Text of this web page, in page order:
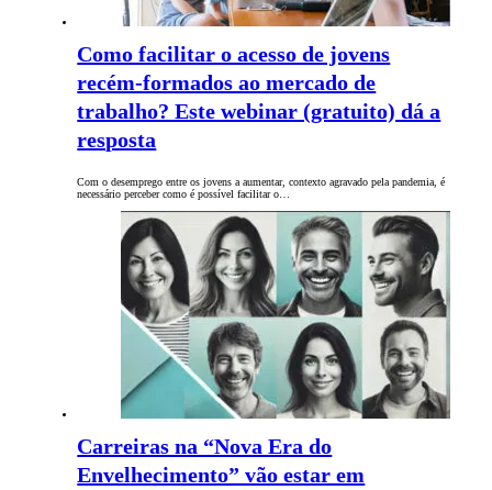
Como facilitar o acesso de jovens
recém-formados ao mercado de
trabalho? Este webinar (gratuito) dá a
resposta
Com o desemprego entre os jovens a aumentar, contexto agravado pela pandemia, é
necessário perceber como é possível facilitar o…
Carreiras na “Nova Era do
Envelhecimento” vão estar em